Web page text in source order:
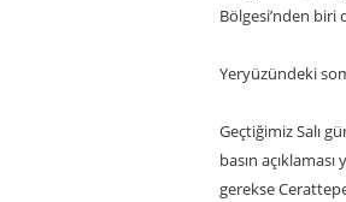
Bölgesi’nden biri
Yeryüzündeki
Geçtiğimiz Salı
basın
gerekse